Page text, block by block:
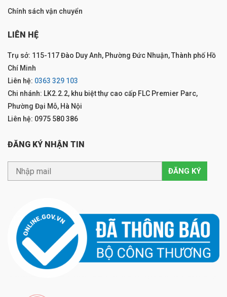
Chính sách vận chuyển
LIÊN HỆ
Trụ sở: 115-117 Đào Duy Anh, Phường Đức Nhuận, Thành phố Hồ
Chí Minh
Liên hệ: 0363 329 103
Chi nhánh: LK2.2.2, khu biệt thự cao cấp FLC Premier Parc,
Phường Đại Mỗ, Hà Nội
Liên hệ: 0975 580 386
ĐĂNG KÝ NHẬN TIN